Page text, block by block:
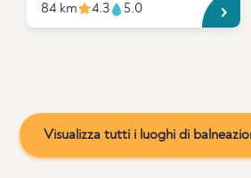
84 km 4.3 5.0
Visualizza tutti i luoghi di